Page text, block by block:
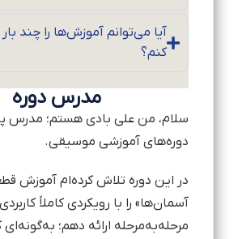
آیا می‌توانم آموزش‌ها را چند
کنم؟
مدرس دوره
سلام، من علی بادی هستم؛ مدرس
دوره‌های آموزشی موسیقی.
در این دوره تلاش کرده‌ام آموزش
آسمان‌ها» را با رویکردی کاملاً
مرحله‌به‌مرحله ارائه دهم؛